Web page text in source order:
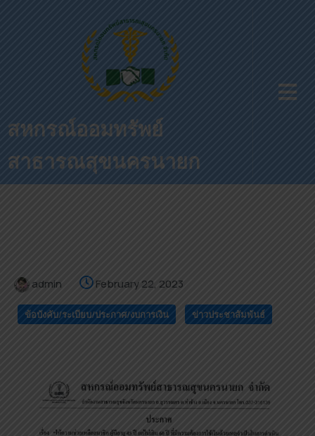
สหกรณ์ออมทรัพย์
สาธารณสุขนครนายก
admin February 22, 2023
ข้อบังคับ/ระเบียบ/ประกาศ/งบการเงิน ข่าวประชาสัมพันธ์